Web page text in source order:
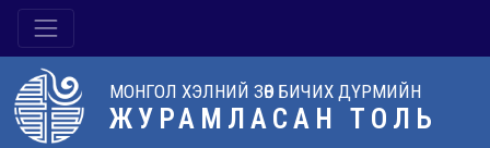
МОНГОЛ ХЭЛНИЙ ЗӨВ БИЧИХ ДҮРМИЙН
ЖУРАМЛАСАН ТОЛЬ